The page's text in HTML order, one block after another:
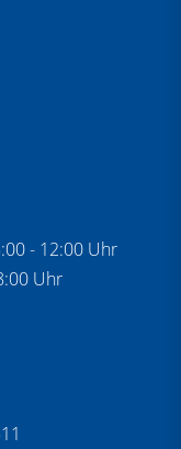
- 12:00 Uhr
Uhr